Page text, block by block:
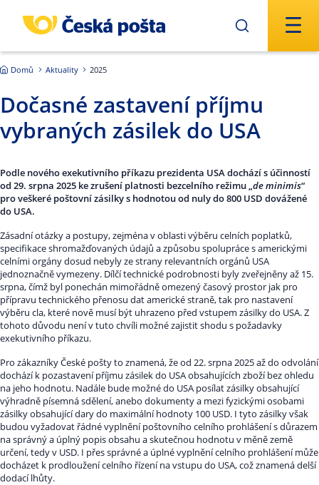
Domů Aktuality 2025
Dočasné zastavení příjmu
vybraných zásilek do USA
Podle nového exekutivního příkazu prezidenta USA dochází s účinností
od 29. srpna 2025 ke zrušení platnosti bezcelního režimu „de minimis“
pro veškeré poštovní zásilky s hodnotou od nuly do 800 USD dovážené
do USA.
Zásadní otázky a postupy, zejména v oblasti výběru celních poplatků,
specifikace shromažďovaných údajů a způsobu spolupráce s americkými
celními orgány dosud nebyly ze strany relevantních orgánů USA
jednoznačně vymezeny. Dílčí technické podrobnosti byly zveřejněny až 15.
srpna, čímž byl ponechán mimořádně omezený časový prostor jak pro
přípravu technického přenosu dat americké straně, tak pro nastavení
výběru cla, které nově musí být uhrazeno před vstupem zásilky do USA. Z
tohoto důvodu není v tuto chvíli možné zajistit shodu s požadavky
exekutivního příkazu.
Pro zákazníky České pošty to znamená, že od 22. srpna 2025 až do odvolání
dochází k pozastavení příjmu zásilek do USA obsahujících zboží bez ohledu
na jeho hodnotu. Nadále bude možné do USA posílat zásilky obsahující
výhradně písemná sdělení, anebo dokumenty a mezi fyzickými osobami
zásilky obsahující dary do maximální hodnoty 100 USD. I tyto zásilky však
budou vyžadovat řádné vyplnění poštovního celního prohlášení s důrazem
na správný a úplný popis obsahu a skutečnou hodnotu v měně země
určení, tedy v USD. I přes správné a úplné vyplnění celního prohlášení může
docházet k prodloužení celního řízení na vstupu do USA, což znamená delší
dodací lhůty.